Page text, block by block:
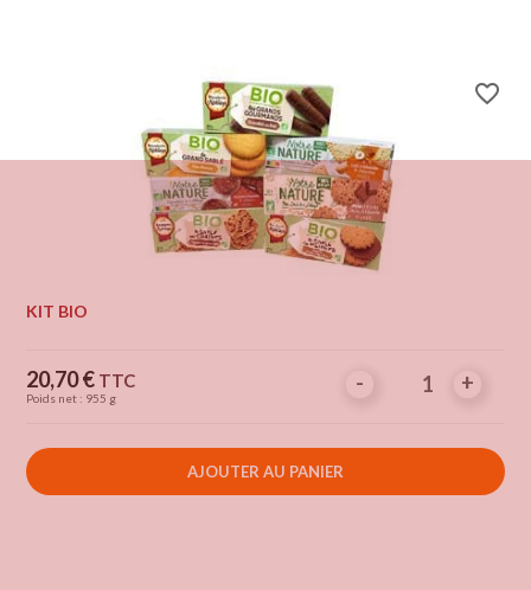
favorite_border
KIT BIO
Prix
20,70 € TTC
Poids net : 955 g
- +
- +
AJOUTER AU PANIER